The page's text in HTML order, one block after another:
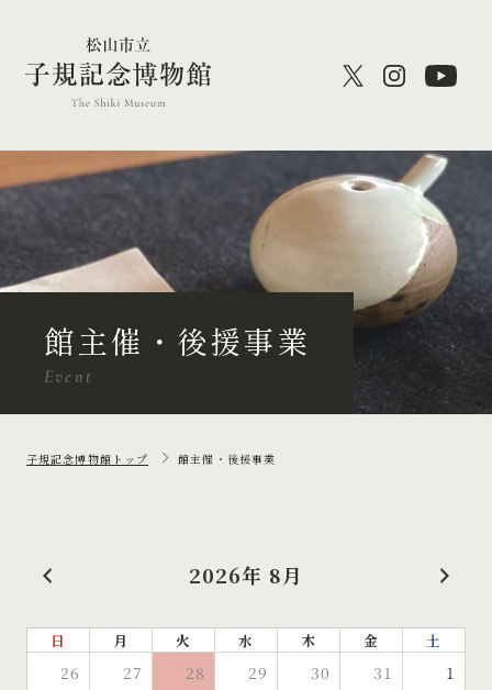
館主催・後援事業
Event
子規記念博物館トップ 館主催・後援事業
2026年 8月
日 月 火 水 木 金 土
26 27 28 29 30 31
1